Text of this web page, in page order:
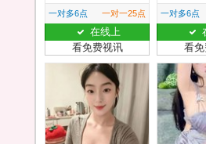
一对多6点 一对一25点
在线上
看免费视讯
一对多6点
看